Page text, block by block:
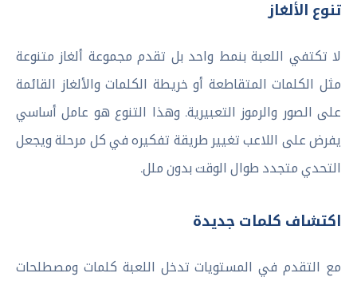
تنوع الألغاز
لا تكتفي اللعبة بنمط واحد بل تقدم مجموعة ألغاز متنوعة
مثل الكلمات المتقاطعة أو خريطة الكلمات والألغاز القائمة
على الصور والرموز التعبيرية. وهذا التنوع هو عامل أساسي
يفرض على اللاعب تغيير طريقة تفكيره في كل مرحلة ويجعل
التحدي متجدد طوال الوقت بدون ملل.
اكتشاف كلمات جديدة
مع التقدم في المستويات تدخل اللعبة كلمات ومصطلحات